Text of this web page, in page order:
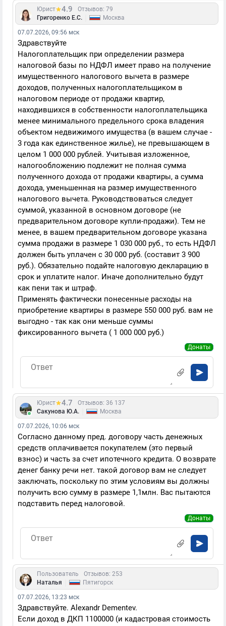
Юрист 4.9
Отзывов: 79
Григоренко Е.С.
Москва
07.07.2026, 09:56 мск
Здравствуйте
Налогоплательщик при определении размера
налоговой базы по НДФЛ имеет право на получение
имущественного налогового вычета в размере
доходов, полученных налогоплательщиком в
налоговом периоде от продажи квартир,
находившихся в собственности налогоплательщика
менее минимального предельного срока владения
объектом недвижимого имущества (в вашем случае -
3 года как единственное жилье), не превышающем в
целом 1 000 000 рублей. Учитывая изложенное,
налогообложению подлежит не полная сумма
полученного дохода от продажи квартиры, а сумма
дохода, уменьшенная на размер имущественного
налогового вычета. Руководствоваться следует
суммой, указанной в основном договоре (не
предварительном договоре купли-продажи). Тем не
менее, в вашем предварительном договоре указана
сумма продажи в размере 1 030 000 руб., то есть НДФЛ
должен быть уплачен с 30 000 руб. (составит 3 900
руб.). Обязательно подайте налоговую декларацию в
срок и уплатите налог. Иначе дополнительно будут
как пени так и штраф.
Применять фактически понесенные расходы на
приобретение квартиры в размере 550 000 руб. вам не
выгодно - так как они меньше суммы
фиксированного вычета ( 1 000 000 руб.)
Донаты
Юрист 4.7
Отзывов: 36 137
Сакунова Ю.А.
Москва
07.07.2026, 10:06 мск
Согласно данному пред. договору часть денежных
средств оплачивается покупателем (это первый
взнос) и часть за счет ипотечного кредита. О возврате
денег банку речи нет. такой договор вам не следует
заключать, поскольку по этим условиям вы должны
получить всю сумму в размере 1,1млн. Вас пытаются
подставить перед налоговой.
Донаты
Пользователь
Отзывов: 253
Наталья
Пятигорск
07.07.2026, 13:23 мск
Здравствуйте. Alexandr Dementev.
Если доход в ДКП 1100000 (и кадастровая стоимость